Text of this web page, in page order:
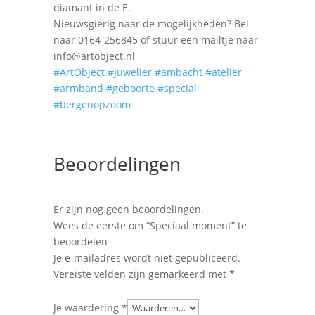
diamant in de E.
Nieuwsgierig naar de mogelijkheden? Bel
naar 0164-256845 of stuur een mailtje naar
info@artobject.nl
#ArtObject #juwelier #ambacht #atelier
#armband #geboorte #special
#bergenopzoom
Beoordelingen
Er zijn nog geen beoordelingen.
Wees de eerste om “Speciaal moment” te
beoordelen
Je e-mailadres wordt niet gepubliceerd.
Vereiste velden zijn gemarkeerd met *
Je waardering *